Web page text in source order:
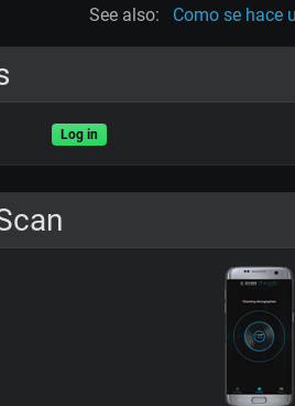
See also: Como se hace
Log in